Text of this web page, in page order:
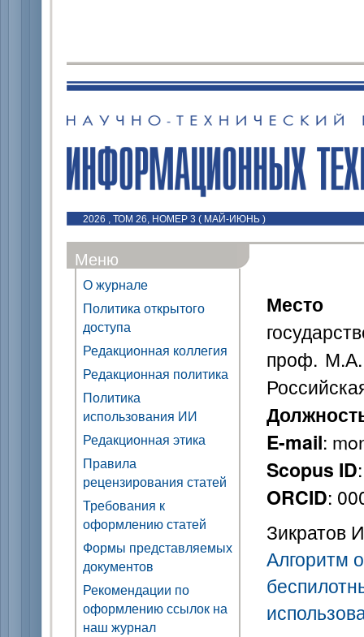
2026 , ТОМ 26, НОМЕР 3 ( МАЙ-ИЮНЬ )
Меню
О журнале
Политика открытого
доступа
Редакционная коллегия
Редакционная политика
Политика
использования ИИ
Редакционная этика
Правила
рецензирования статей
Требования к
оформлению статей
Формы представляемых
документов
Рекомендации по
оформлению ссылок на
наш журнал
Место
проф. М.А.
E-mail:
Scopus ID
ORCID:
Зикратов
Алгоритм